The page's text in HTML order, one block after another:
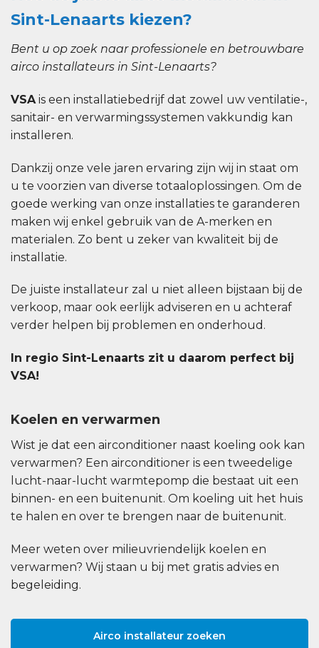
Sint-Lenaarts kiezen?
Bent u op zoek naar professionele en betrouwbare
airco installateurs in Sint-Lenaarts?
VSAis een installatiebedrijf dat zowel uw ventilatie-,
sanitair- en verwarmingssystemen vakkundig kan
installeren.
Dankzij onze vele jaren ervaring zijn wij in staat om
u te voorzien van diverse totaaloplossingen. Om de
goede werking van onze installaties te garanderen
maken wij enkel gebruik van de A-merken en
materialen. Zo bent u zeker van kwaliteit bij de
installatie.
De juiste installateur zal u niet alleen bijstaan bij de
verkoop, maar ook eerlijk adviseren en u achteraf
verder helpen bij problemen en onderhoud.
In regio Sint-Lenaarts zit u daarom perfect bij
VSA!
Koelen en verwarmen
Wist je dat een airconditioner naast koeling ook kan
verwarmen? Een airconditioner is een tweedelige
lucht-naar-lucht warmtepomp die bestaat uit een
binnen- en een buitenunit. Om koeling uit het huis
te halen en over te brengen naar de buitenunit.
Meer weten over milieuvriendelijk koelen en
verwarmen? Wij staan u bij met gratis advies en
begeleiding.
Airco installateur zoeken